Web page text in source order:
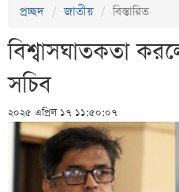
প্রচ্ছদ জাতীয় বিস্তারিত
বিশ্বাসঘাতকতা
সচিব
২০২৫ এপ্রিল ১৭ ১১:৫০:০৭